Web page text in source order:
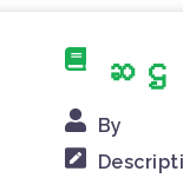
ဆဌ
By